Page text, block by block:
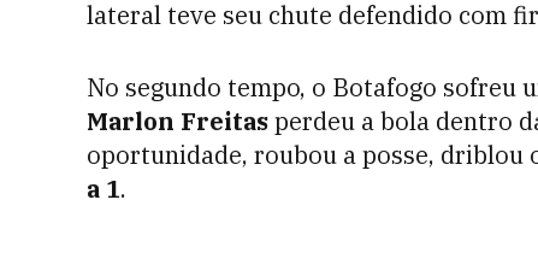
lateral teve seu chute defendido com
No segundo tempo, o Botafogo sofreu
Marlon Freitasperdeu a bola dentro
oportunidade, roubou a posse, driblou
a 1.